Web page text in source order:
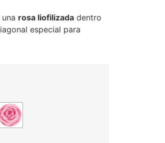
rosa liofilizadadentro
especial para